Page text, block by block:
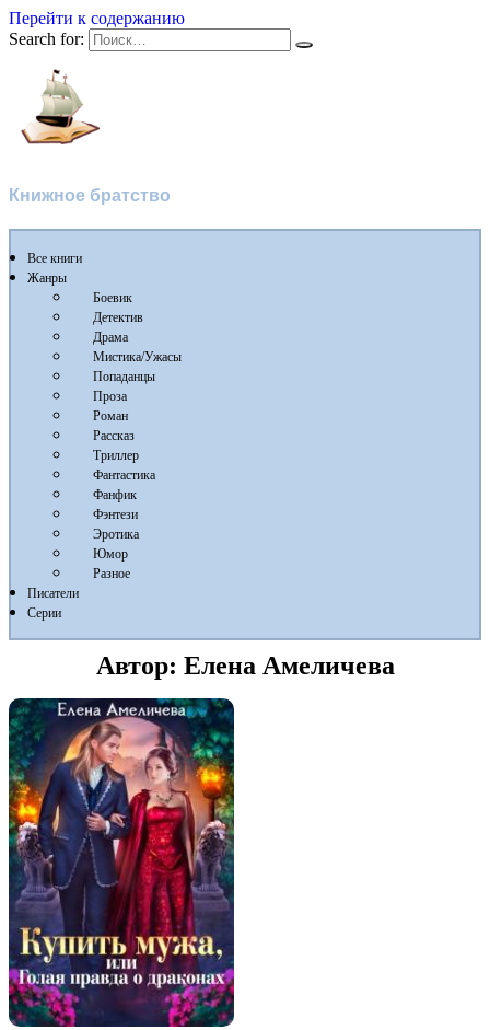
Перейти к содержанию
Search for:
Книжное братство
Все книги
Жанры
Боевик
Детектив
Драма
Мистика/Ужасы
Попаданцы
Проза
Роман
Рассказ
Триллер
Фантастика
Фанфик
Фэнтези
Эротика
Юмор
Разное
Писатели
Серии
Автор: Елена Амеличева